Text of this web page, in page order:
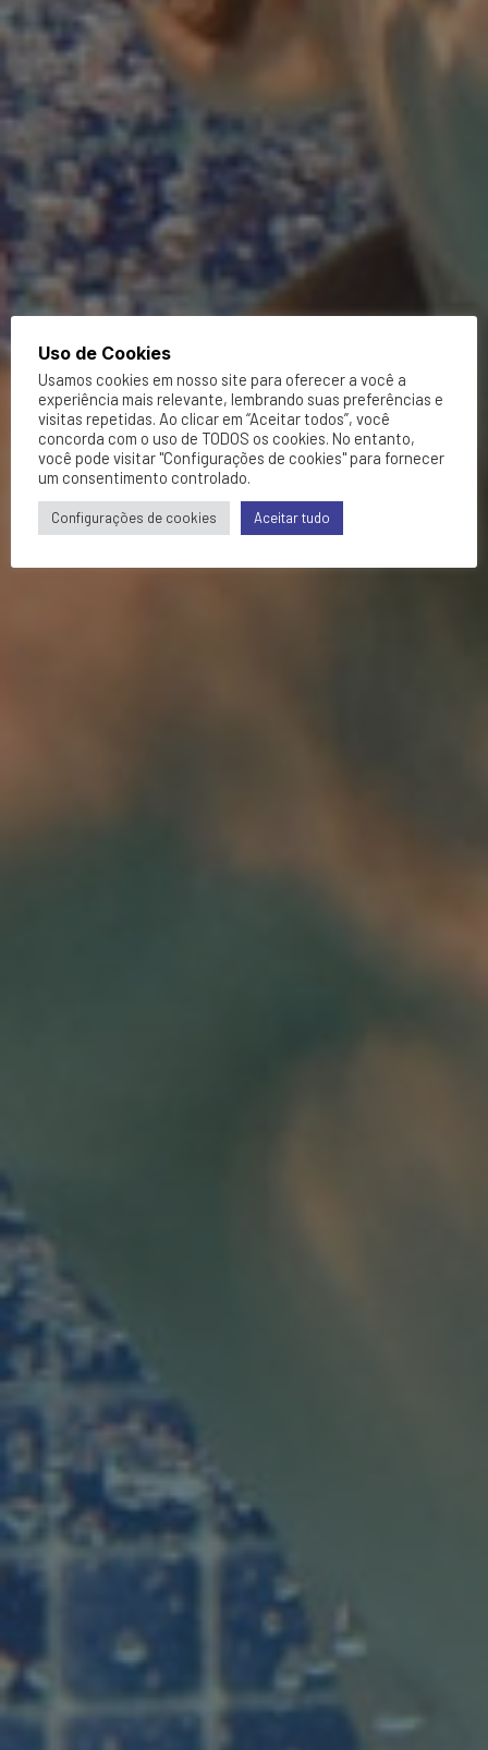
Uso de Cookies
Usamos cookies em nosso site para oferecer a você a
experiência mais relevante, lembrando suas preferências e
visitas repetidas. Ao clicar em “Aceitar todos”, você
concorda com o uso de TODOS os cookies. No entanto,
você pode visitar "Configurações de cookies" para fornecer
um consentimento controlado.
Configurações de cookies Aceitar tudo